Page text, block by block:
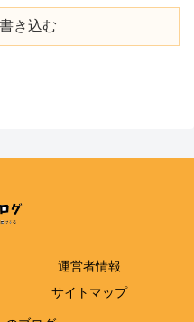
き込む
運営者情報
サイトマップ